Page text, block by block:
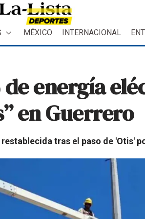
MÉXICO INTERNACIONAL
de energía
en Guerrero
tras el paso de 'Otis'